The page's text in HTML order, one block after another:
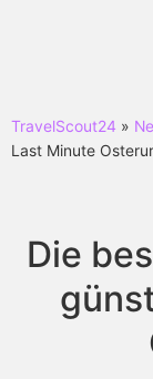
TravelScout24 »
Last Minute
Die